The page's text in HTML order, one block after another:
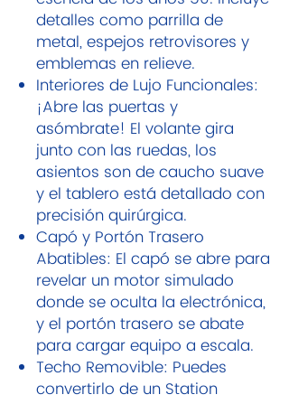
detalles como parrilla de
metal, espejos retrovisores y
emblemas en relieve.
Interiores de Lujo Funcionales:
¡Abre las puertas y
asómbrate! El volante gira
junto con las ruedas, los
asientos son de caucho suave
y el tablero está detallado con
precisión quirúrgica.
Capó y Portón Trasero
Abatibles: El capó se abre para
revelar un motor simulado
donde se oculta la electrónica,
y el portón trasero se abate
para cargar equipo a escala.
Techo Removible: Puedes
convertirlo de un Station